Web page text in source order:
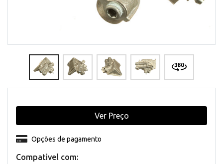
Compativel com:
Opções de pagamento
Ver Preço